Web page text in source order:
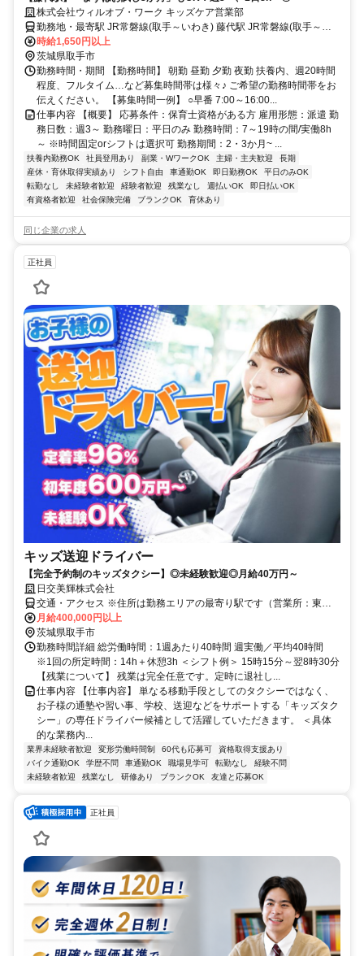
株式会社ウィルオブ・ワーク キッズケア営業部
勤務地・最寄駅 JR常磐線(取手～いわき) 藤代駅 JR常磐線(取手～い
わき)「藤代駅」周辺
時給1,650円以上
茨城県取手市
勤務時間・期間 【勤務時間】 朝勤 昼勤 夕勤 夜勤 扶養内、週20時間
程度、フルタイム…など募集時間帯は様々♪ ご希望の勤務時間帯をお
伝えください。 【募集時間一例】 ○早番 7:00～16:00...
仕事内容 【概要】 応募条件：保育士資格がある方 雇用形態：派遣 勤
務日数：週3～ 勤務曜日：平日のみ 勤務時間：7～19時の間/実働8h
～ ※時間固定orシフトは選択可 勤務期間：2・3か月~ ...
扶養内勤務OK 社員登用あり 副業・WワークOK 主婦・主夫歓迎
長期
産休・育休取得実績あり
シフト自由 車通勤OK 即日勤務OK
平日のみOK
転勤なし
未経験者歓迎 経験者歓迎 残業なし 週払いOK
即日払いOK
有資格者歓迎
社会保険完備 ブランクOK 育休あり
同じ企業の求人
正社員
キッズ送迎ドライバー
【完全予約制のキッズタクシー】◎未経験歓迎◎月給40万円～
日交美輝株式会社
交通・アクセス ※住所は勤務エリアの最寄り駅です（営業所：東京
都足立区中川5-16-10）
月給400,000円以上
茨城県取手市
勤務時間詳細 総労働時間：1週あたり40時間 週実働／平均40時間
※1回の所定時間：14h＋休憩3h ＜シフト例＞ 15時15分～翌8時30分
【残業について】 残業は完全任意です。定時に退社し...
仕事内容 【仕事内容】 単なる移動手段としてのタクシーではなく、
お子様の通塾や習い事、学校、送迎などをサポートする「キッズタク
シー」の専任ドライバー候補として活躍していただきます。 ＜具体
的な業務内...
業界未経験者歓迎 変形労働時間制 60代も応募可
資格取得支援あり
バイク通勤OK
学歴不問 車通勤OK 職場見学可 転勤なし
経験不問
未経験者歓迎
残業なし 研修あり ブランクOK 友達と応募OK
正社員